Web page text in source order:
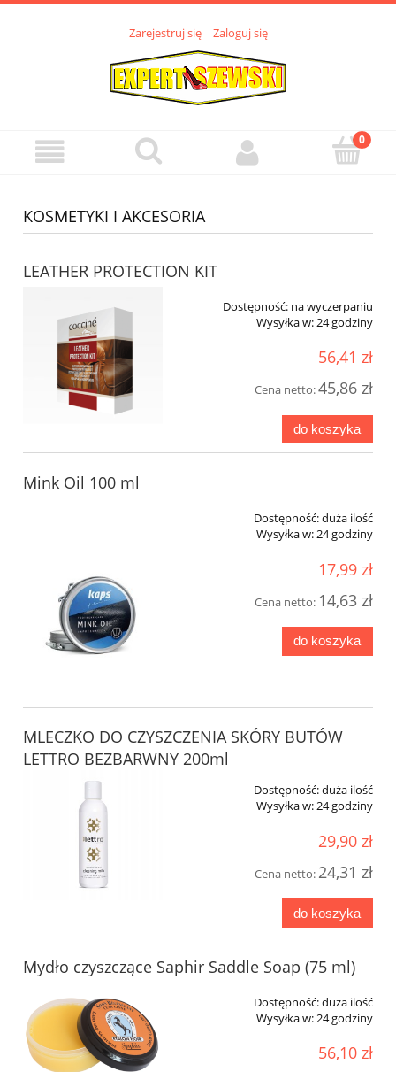
Zarejestruj się Zaloguj się
KOSMETYKI I AKCESORIA
LEATHER PROTECTION KIT
Dostępność: na wyczerpaniu
Wysyłka w:24 godziny
56,41 zł
Cena netto:45,86 zł
do koszyka
Mink Oil 100 ml
Dostępność:duża ilość
Wysyłka w:24 godziny
17,99 zł
Cena netto: 14,63 zł
do koszyka
MLECZKO DO CZYSZCZENIA SKÓRY BUTÓW
LETTRO BEZBARWNY 200ml
Dostępność:duża ilość
Wysyłka w:24 godziny
29,90 zł
Cena netto: 24,31 zł
do koszyka
Mydło czyszczące Saphir Saddle Soap (75 ml)
Dostępność:duża ilość
Wysyłka w:24 godziny
56,10 zł